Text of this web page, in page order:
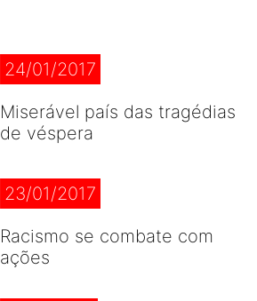
24/01/2017
Miserável país das tragédias
de véspera
23/01/2017
Racismo se combate com
ações